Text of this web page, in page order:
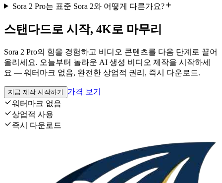
Sora 2 Pro는 표준 Sora 2와 어떻게 다른가요?
스탠다드로 시작, 4K로 마무리
Sora 2 Pro의 힘을 경험하고 비디오 콘텐츠를 다음 단계로 끌어
올리세요. 오늘부터 놀라운 AI 생성 비디오 제작을 시작하세
요 — 워터마크 없음, 완전한 상업적 권리, 즉시 다운로드.
지금 제작 시작하기
가격 보기
워터마크 없음
상업적 사용
즉시 다운로드